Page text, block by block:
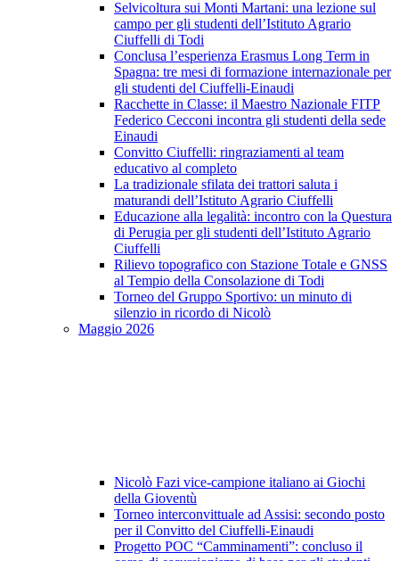
Selvicoltura sui Monti Martani: una lezione sul
campo per gli studenti dell’Istituto Agrario
Ciuffelli di Todi
Conclusa l’esperienza Erasmus Long Term in
Spagna: tre mesi di formazione internazionale per
gli studenti del Ciuffelli-Einaudi
Racchette in Classe: il Maestro Nazionale FITP
Federico Cecconi incontra gli studenti della sede
Einaudi
Convitto Ciuffelli: ringraziamenti al team
educativo al completo
La tradizionale sfilata dei trattori saluta i
maturandi dell’Istituto Agrario Ciuffelli
Educazione alla legalità: incontro con la Questura
di Perugia per gli studenti dell’Istituto Agrario
Ciuffelli
Rilievo topografico con Stazione Totale e GNSS
al Tempio della Consolazione di Todi
Torneo del Gruppo Sportivo: un minuto di
silenzio in ricordo di Nicolò
Maggio 2026
Nicolò Fazi vice-campione italiano ai Giochi
della Gioventù
Torneo interconvittuale ad Assisi: secondo posto
per il Convitto del Ciuffelli-Einaudi
Progetto POC “Camminamenti”: concluso il